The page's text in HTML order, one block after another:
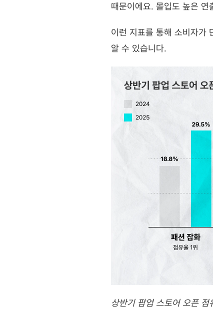
때문이에요. 몰입도 높은
이런 지표를 통해 소비자가
알 수 있습니다.
상반기 팝업 스토어 오픈